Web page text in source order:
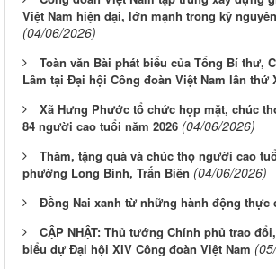
Việt Nam hiện đại, lớn mạnh trong kỷ
(04/06/2026)
Toàn văn Bài phát biểu của Tổng Bí thư,
Lâm tại Đại hội Công đoàn Việt Nam lần thứ
Xã Hưng Phước tổ chức họp mặt, chúc
84 người cao tuổi năm 2026 (04/06/2026)
Thăm, tặng quà và chúc thọ người cao
phường Long Bình, Trấn Biên (04/06/2026)
Đồng Nai xanh từ những hành động thực
CẬP NHẬT: Thủ tướng Chính phủ trao
biểu dự Đại hội XIV Công đoàn Việt Nam